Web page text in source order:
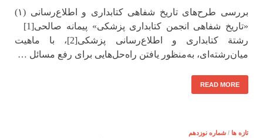
بررسی طرح‌های تاریخ شفاهی کتابداری و اطلاع‌رسانی (۱)
«تاریخ شفاهی انجمن کتابداری پزشکی» پیمانه صالحی[1]
رشتة کتابداری و اطلاع‌رسانی پزشکی[2]، با ماهیت
میان‌رشته‌ای، به‌منظور یافتن راه‌حل‌هایی برای رفع مسائل …
READ MORE
تازه ها / شماره نوزدهم